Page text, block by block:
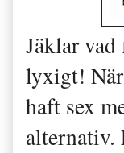
Jäklar
lyxigt!
haft sex
alternativ.